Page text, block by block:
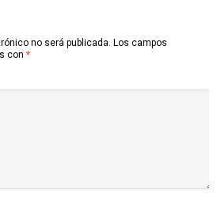
no será publicada. Los campos
con *